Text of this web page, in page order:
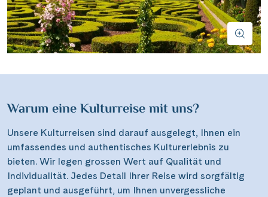
Warum eine Kulturreise mit uns?
Unsere Kulturreisen sind darauf ausgelegt, Ihnen ein
umfassendes und authentisches Kulturerlebnis zu
bieten. Wir legen grossen Wert auf Qualität und
Individualität. Jedes Detail Ihrer Reise wird sorgfältig
geplant und ausgeführt, um Ihnen unvergessliche